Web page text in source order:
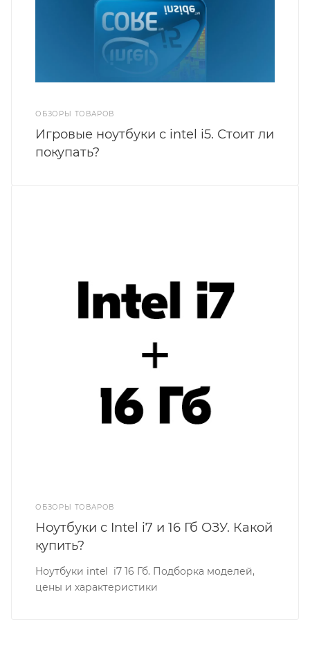
ОБЗОРЫ ТОВАРОВ
Игровые ноутбуки с intel i5. Стоит ли
покупать?
ОБЗОРЫ ТОВАРОВ
Ноутбуки с Intel i7 и 16 Гб ОЗУ. Какой
купить?
Ноутбуки intel i7 16 Гб. Подборка моделей,
цены и характеристики